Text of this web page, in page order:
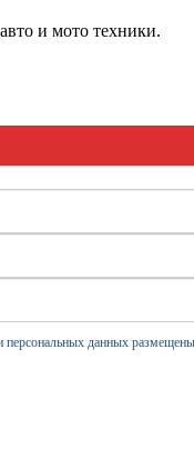
и мото техники.
персональных данных